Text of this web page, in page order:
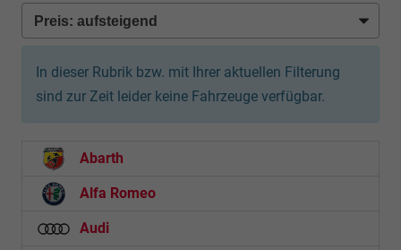
In dieser Rubrik bzw. mit Ihrer aktuellen Filterung
sind zur Zeit leider keine Fahrzeuge verfügbar.
Abarth
Alfa Romeo
Audi